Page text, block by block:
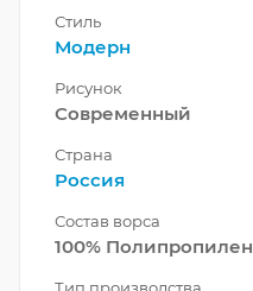
Стиль
Модерн
Рисунок
Современный
Страна
Россия
Состав ворса
100% Полипропилен